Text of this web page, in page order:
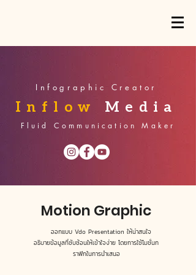
Inflow Media
Infographic Creator
Fluid Communication Maker
Motion Graphic
ออกแบบ Vdo Presentation ให้น่าสนใจ
อธิบายข้อมูลที่ซับซ้อนให้เข้าใจง่าย โดยการใช้โมชั่นก
ราฟิกในการนำเสนอ